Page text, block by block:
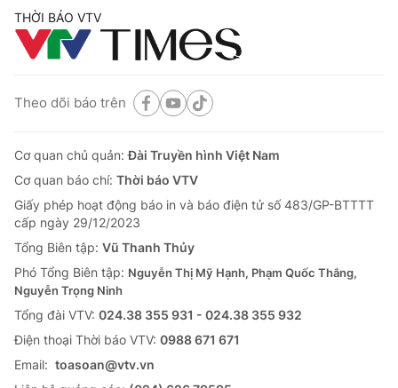
THỜI BÁO VTV
Theo dõi báo trên
Cơ quan chủ quản:Đài Truyền hình Việt Nam
Cơ quan báo chí: Thời báo VTV
Giấy phép hoạt động báo in và báo điện tử số 483/GP-BTTTT
cấp ngày 29/12/2023
Tổng Biên tập: Vũ Thanh Thủy
Phó Tổng Biên tập: Nguyễn Thị Mỹ Hạnh, Phạm Quốc Thắng,
Nguyễn Trọng Ninh
Tổng đài VTV: 024.38 355 931 - 024.38 355 932
Ðiện thoại Thời báo VTV: 0988 671 671
Email: toasoan@vtv.vn